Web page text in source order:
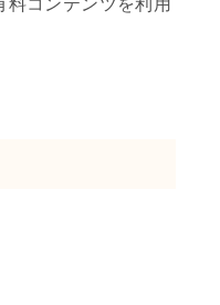
コンテンツを利用